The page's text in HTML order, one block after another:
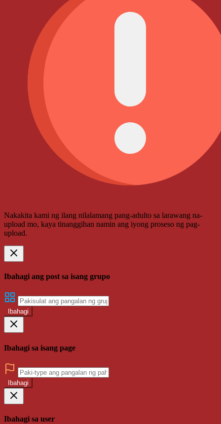
Nakakita kami ng ilang nilalamang pang-adulto sa larawang na-
upload mo, kaya tinanggihan namin ang iyong proseso ng pag-
upload.
Ibahagi ang post sa isang grupo
Ibahagi
Ibahagi sa isang page
Ibahagi
Ibahagi sa user